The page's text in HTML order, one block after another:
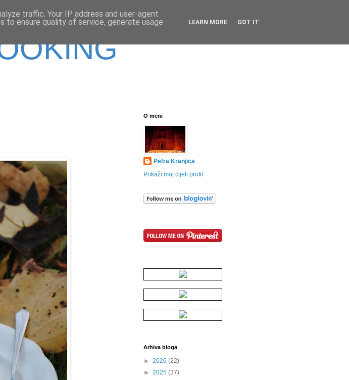
O meni
Petra Kranjica
Prikaži moj cijeli profil
Arhiva bloga
► 2026 (22)
► 2025 (37)
traffic. Your IP address and user-agent
to ensure quality of service, generate usage
LEARN MORE GOT IT